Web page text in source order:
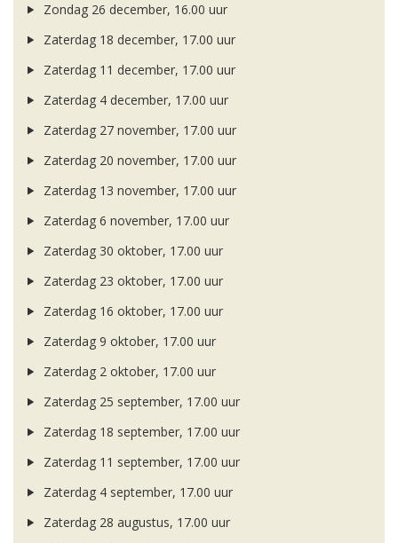
Zondag 26 december, 16.00 uur
Zaterdag 18 december, 17.00 uur
Zaterdag 11 december, 17.00 uur
Zaterdag 4 december, 17.00 uur
Zaterdag 27 november, 17.00 uur
Zaterdag 20 november, 17.00 uur
Zaterdag 13 november, 17.00 uur
Zaterdag 6 november, 17.00 uur
Zaterdag 30 oktober, 17.00 uur
Zaterdag 23 oktober, 17.00 uur
Zaterdag 16 oktober, 17.00 uur
Zaterdag 9 oktober, 17.00 uur
Zaterdag 2 oktober, 17.00 uur
Zaterdag 25 september, 17.00 uur
Zaterdag 18 september, 17.00 uur
Zaterdag 11 september, 17.00 uur
Zaterdag 4 september, 17.00 uur
Zaterdag 28 augustus, 17.00 uur